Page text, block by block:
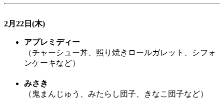
2月22日(木)
アプレミディー
（チャーシュー丼、照り焼きロールガレット、シフォ
ンケーキなど）
みさき
（鬼まんじゅう、みたらし団子、きなこ団子など）